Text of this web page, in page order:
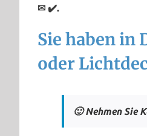
✉ ✔️.
Sie haben in
oder
🙂 Nehmen Sie